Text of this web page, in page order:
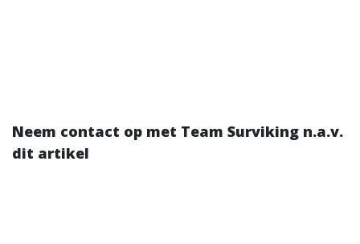
Neem contact op met Team Surviking n.a.v.
dit artikel